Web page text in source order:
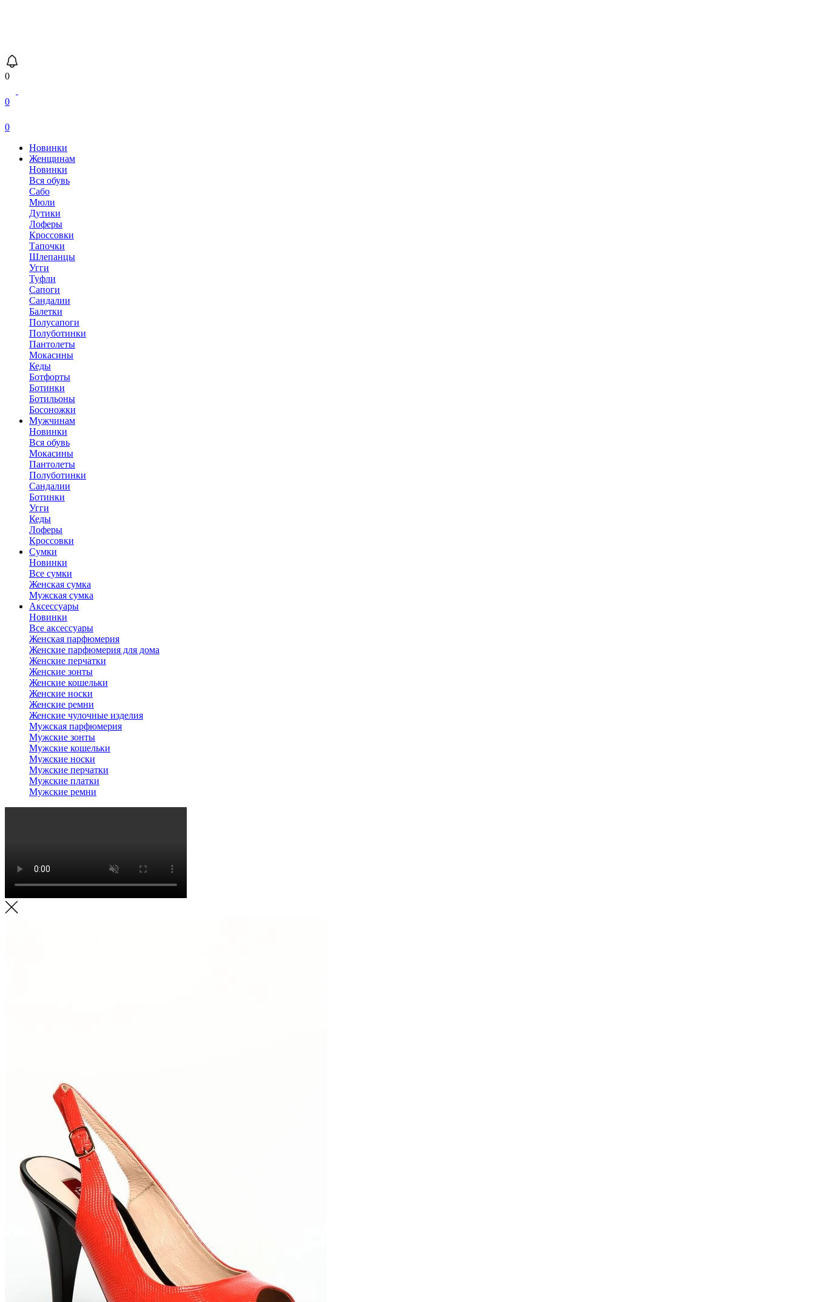
0
0
0
Новинки
Женщинам
Новинки
Вся обувь
Сабо
Мюли
Дутики
Лоферы
Кроссовки
Тапочки
Шлепанцы
Угги
Туфли
Сапоги
Сандалии
Балетки
Полусапоги
Полуботинки
Пантолеты
Мокасины
Кеды
Ботфорты
Ботинки
Ботильоны
Босоножки
Мужчинам
Новинки
Вся обувь
Мокасины
Пантолеты
Полуботинки
Сандалии
Ботинки
Угги
Кеды
Лоферы
Кроссовки
Сумки
Новинки
Все сумки
Женская сумка
Мужская сумка
Аксессуары
Новинки
Все аксессуары
Женская парфюмерия
Женские парфюмерия для дома
Женские перчатки
Женские зонты
Женские кошельки
Женские носки
Женские ремни
Женские чулочные изделия
Мужская парфюмерия
Мужские зонты
Мужские кошельки
Мужские носки
Мужские перчатки
Мужские платки
Мужские ремни